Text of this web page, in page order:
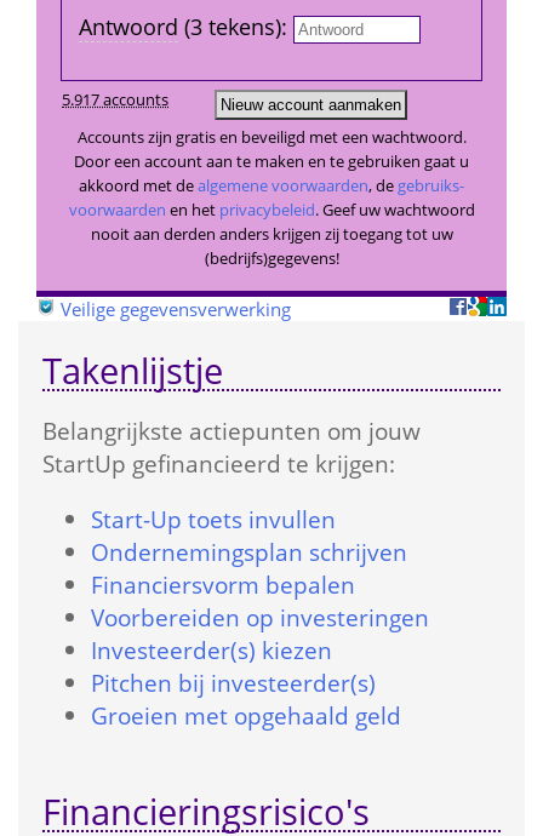
5.917 accounts
Accounts zijn gratis en beveiligd met een wachtwoord.
Door een account aan te maken en te gebruiken gaat u
akkoord met de algemene voorwaarden, de gebruiks­
voorwaarden en het privacybeleid. Geef uw wachtwoord
nooit aan derden anders krijgen zij toegang tot uw
(bedrijfs)gegevens!
Antwoord (3 tekens):
Veilige gegevensverwerking
Takenlijstje
Belangrijkste actie­punten om jouw
StartUp gefinancieerd te krijgen:
Start-Up toets in­vullen
Onder­nemings­plan schrijven
Financiers­vorm bepalen
Voorbereiden op investeringen
Investeerder(s) kiezen
Pitchen bij investeerder(s)
Groeien met opgehaald geld
Financierings­risico's